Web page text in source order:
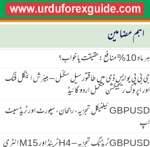
اہم مضامین
ہر ماہ 10% منافع: حقیقت یا خواب؟
جی بی پی یو ایس ڈی میں طاقتور سیل سگنل – بیئرش اینگل فنگ
اور اپر وِک ریجیکشن مکمل اردو گائیڈ
GBPUSD ٹیکنیکل تجزیہ، رجحان، سپورٹ اور ٹریڈ سیٹ
اپ